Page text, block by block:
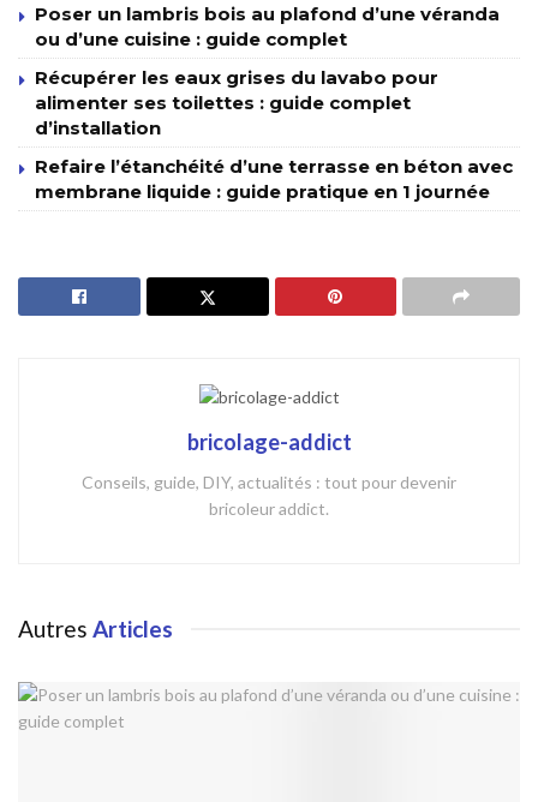
Poser un lambris bois au plafond d’une véranda
ou d’une cuisine : guide complet
Récupérer les eaux grises du lavabo pour
alimenter ses toilettes : guide complet
d’installation
Refaire l’étanchéité d’une terrasse en béton avec
membrane liquide : guide pratique en 1 journée
bricolage-addict
Conseils, guide, DIY, actualités : tout pour devenir
bricoleur addict.
Autres Articles